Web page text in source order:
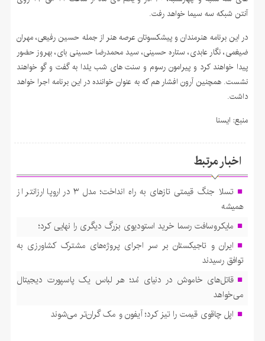
آنتن شبکه سه سیما خواهد رفت.
در این برنامه هنرمندان و پیشکسوتان عرصه هنر از جمله حسین رفیعی، مهران
ضیغمی، نگار عابدی، ستاره حسینی، سید محمدرضا حسینی بای، بهروز حضور
پیدا خواهند کرد و پیرامون رسوم و سنت های شب یلدا به گفت و گو خواهند
نشست. همچنین آرون افشار هم که به عنوان خواننده در این برنامه اجرا خواهد
داشت.
منبع: ايسنا
اخبار مرتبط
تسلا جنگ قیمتی تازهای به راه انداخت؛ مدل ۳ در اروپا ارزانتر از
همیشه
مایکروسافت رسما خرید استودیوی بزرگ دیگری را نهایی کرد؛
ایران و تاجیکستان بر سر اجرای پروژه‌های مشترک کشاورزی به
توافق رسیدند
قاتل‌های خاموش در دنیای مُد؛ هر لباس یک پاسپورت دیجیتال
می‌خواهد
اپل چاقوی قیمت را تیز کرد؛ آیفون و مک گران‌تر می‌شوند